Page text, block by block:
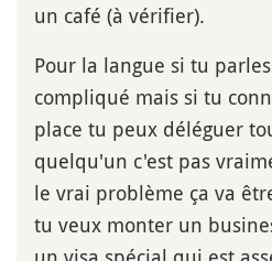
un café (à vérifier).
Pour la langue si tu
compliqué mais si tu
place tu peux déléguer
quelqu'un c'est pas
le vrai problème ça va
tu veux monter un